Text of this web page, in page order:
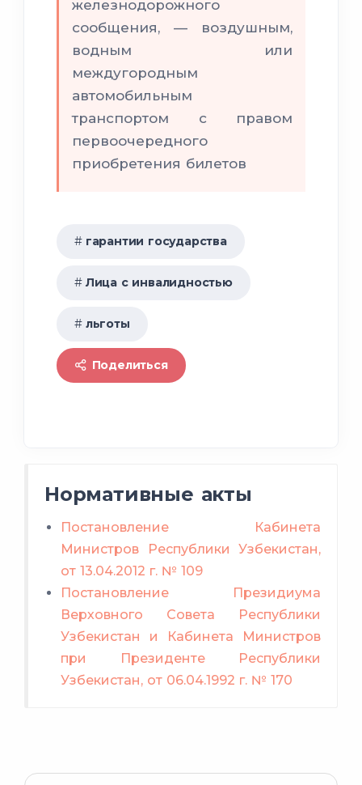
железнодорожного
сообщения‚ — воздушным,
водным или
междугородным
автомобильным
транспортом с правом
первоочередного
приобретения билетов
гарантии государства
Лица с инвалидностью
льготы
Поделиться
Нормативные акты
Постановление Кабинета
Министров Республики Узбекистан,
от 13.04.2012 г. № 109
Постановление Президиума
Верховного Совета Республики
Узбекистан и Кабинета Министров
при Президенте Республики
Узбекистан, от 06.04.1992 г. № 170